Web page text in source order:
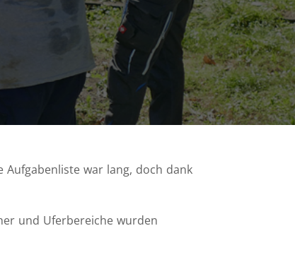
war lang, doch dank
und Uferbereiche wurden